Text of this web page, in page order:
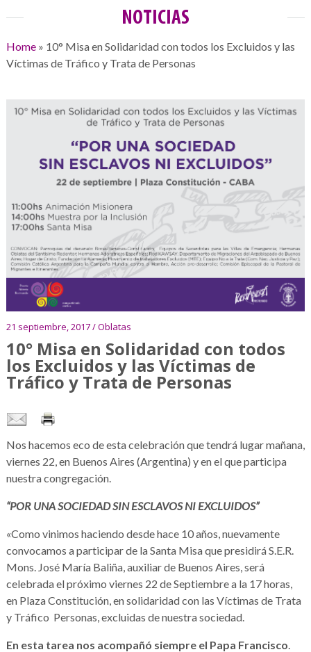
NOTICIAS
Home» 10° Misa en Solidaridad con todos los Excluidos y las
Víctimas de Tráfico y Trata de Personas
21 septiembre, 2017 / Oblatas
10° Misa en Solidaridad con todos
los Excluidos y las Víctimas de
Tráfico y Trata de Personas
Nos hacemos eco de esta celebración que tendrá lugar mañana,
viernes 22, en Buenos Aires (Argentina) y en el que participa
nuestra congregación.
“POR UNA SOCIEDAD SIN ESCLAVOS NI EXCLUIDOS”
«Como vinimos haciendo desde hace 10 años, nuevamente
convocamos a participar de la Santa Misa que presidirá S.E.R.
Mons. José María Baliña, auxiliar de Buenos Aires, será
celebrada el próximo viernes 22 de Septiembre a la 17 horas,
en Plaza Constitución, en solidaridad con las Víctimas de Trata
y Tráfico Personas, excluidas de nuestra sociedad.
En esta tarea nos acompañó siempre el Papa Francisco